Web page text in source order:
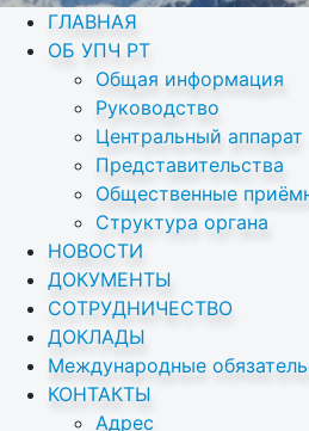
ГЛАВНАЯ
ОБ УПЧ РТ
Общая информация
Руководство
Центральный аппарат
Представительства
Общественные
Структура органа
НОВОСТИ
ДОКУМЕНТЫ
СОТРУДНИЧЕСТВО
ДОКЛАДЫ
Международные
КОНТАКТЫ
Адрес